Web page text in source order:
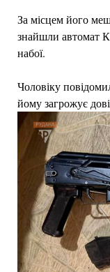
За місцем його
знайшли автомат
набої.
Чоловіку
йому загрожує